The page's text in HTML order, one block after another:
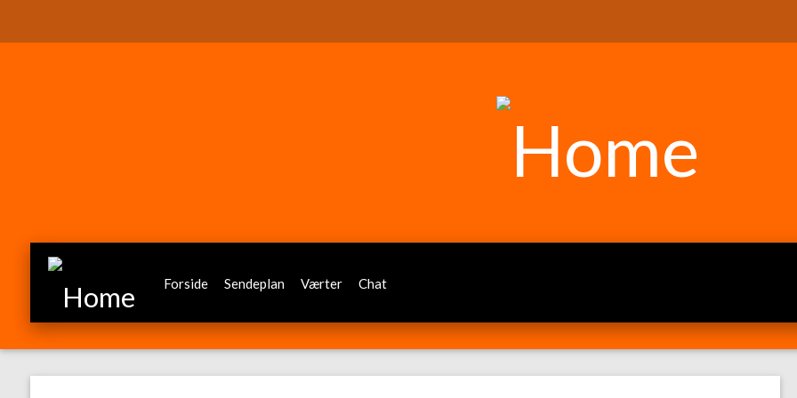
Forside Sendeplan Værter Chat